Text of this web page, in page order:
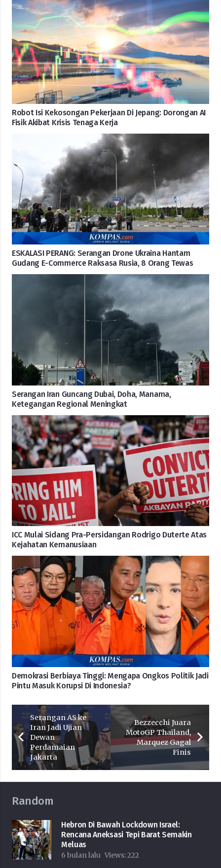
Robot Isi Kekosongan Pekerjaan Di Jepang: Dorongan AI
Fisik Akibat Krisis Tenaga Kerja
ESKALASI PERANG: Serangan Drone Ukraina Hantam
Gudang E-Commerce Raksasa Rusia, 8 Orang Tewas
Serangan Iran Guncang Dubai, Doha, Manama,
Ketegangan Regional Meningkat
ICC Mulai Sidang Pra-Persidangan Rodrigo Duterte Atas
Kejahatan Kemanusiaan
Demokrasi Berbiaya Tinggi: Mengapa Ongkos Politik Jadi
Pintu Masuk Korupsi Di Indonesia?
Serangan AS ke
Iran Jadi Ujian
Dewan
Perdamaian
Jakarta
Bezzecchi Juara
MotoGP Thailand,
Marquez Gagal
Finis
Random
Hebron Di Bawah Lockdown Israel:
Rencana Aneksasi Tepi Barat Semakin
Meluas
6 bulan lalu Views:222